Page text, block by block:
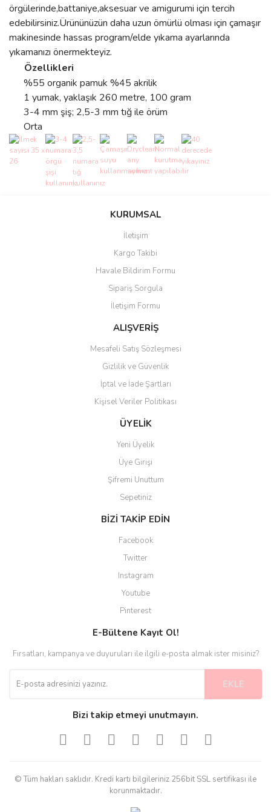
örgülerinde,battaniye,aksesuar ve amigurumi için tercih
edebilirsiniz.Ürününüzün daha uzun ömürlü olması için çamaşır
makinesinde hassas program/elde yıkama ayarlarında
yıkamanızı önermekteyiz.
Özellikleri
%55 organik pamuk %45 akrilik
1 yumak, yaklaşık 260 metre, 100 gram
3-4 mm şiş; 2,5-3 mm tığ ile örüm
Orta
Bu ürüne ilk yorumu siz yapın!
Ürün resmi kalitesiz, bozuk veya görüntülenemiyor.
Ürün açıklamasında eksik bilgiler bulunuyor.
Ürün bilgilerinde hatalar bulunuyor.
Ürün fiyatı diğer sitelerden daha pahalı.
Bu ürüne benzer farklı alternatifler olmalı.
Gönder
KURUMSAL
İletişim
Kargo Takibi
Havale Bildirim Formu
Sipariş Sorgula
İletişim Formu
ALIŞVERİŞ
Mesafeli Satış Sözleşmesi
Gizlilik ve Güvenlik
İptal ve İade Şartları
Kişisel Veriler Politikası
ÜYELİK
Yeni Üyelik
Üye Girişi
Şifremi Unuttum
Sepetiniz
BİZİ TAKİP EDİN
Facebook
Twitter
Instagram
Youtube
Pinterest
E-Bültene Kayıt Ol!
Fırsatları, kampanya ve duyuruları ile ilgili e-posta almak ister misiniz?
EKLE
Bizi takip etmeyi unutmayın.
© Tüm hakları saklıdır. Kredi kartı bilgileriniz 256bit SSL sertifikası ile
korunmaktadır.